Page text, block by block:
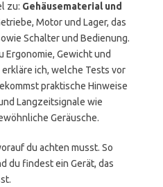
zu: Gehäusematerial und
Motor und Lager, das
Schalter und Bedienung.
Ergonomie, Gewicht und
ich, welche Tests vor
praktische Hinweise
Langzeitsignale wie
Geräusche.
du achten musst. So
du findest ein Gerät, das